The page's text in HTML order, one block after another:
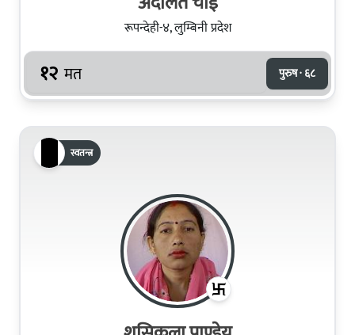
रूपन्देही-४, लुम्बिनी प्रदेश
१२ मत पुरुष · ६८
स्वतन्त्र